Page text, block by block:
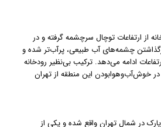
از ارتفاعات توچال سرچشمه گرفته و در
چشمه‌های آب طبیعی، پرآب‌تر شده و
ادامه می‌دهد. ترکیب بی‌نظیر رودخانه
و درختان، نقش بزرگی در خوش‌آب‌‎وهوابودن این منطقه از تهران
در شمال تهران واقع شده و یکی از